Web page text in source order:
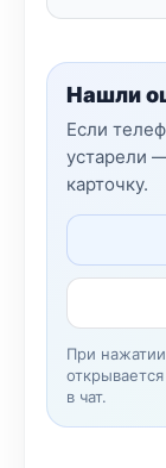
Нашли
Если
устарели
карточку.
При
в чат.